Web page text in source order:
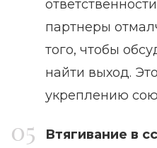
партнеры
того, чтобы
найти выход.
укреплению
Втягивание в